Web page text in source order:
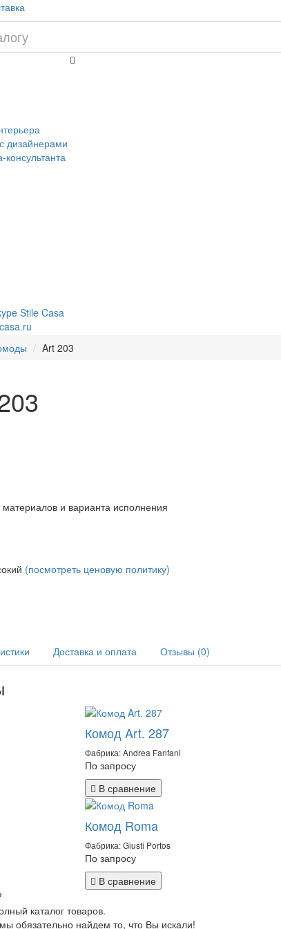
дизайнерами
Art 203
и варианта исполнения
(посмотреть ценовую политику)
Доставка и оплата Отзывы (0)
Комод Art. 287
Фабрика: Andrea Fanfani
По запросу
В сравнение
Комод Roma
Фабрика: Giusti Portos
По запросу
В сравнение
каталог товаров.
обязательно найдем то, что Вы искали!